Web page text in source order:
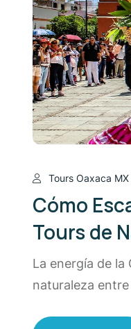
Tours Oaxaca MX
Cómo
Tours de
La energía de la
naturaleza